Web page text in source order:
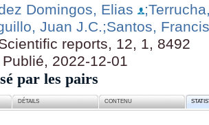
Domingos, Elias
Juan J.C.;Santos,
reports, 12, 1, 8492
Publié, 2022-12-01
par les pairs
DÉTAILS CONTENU